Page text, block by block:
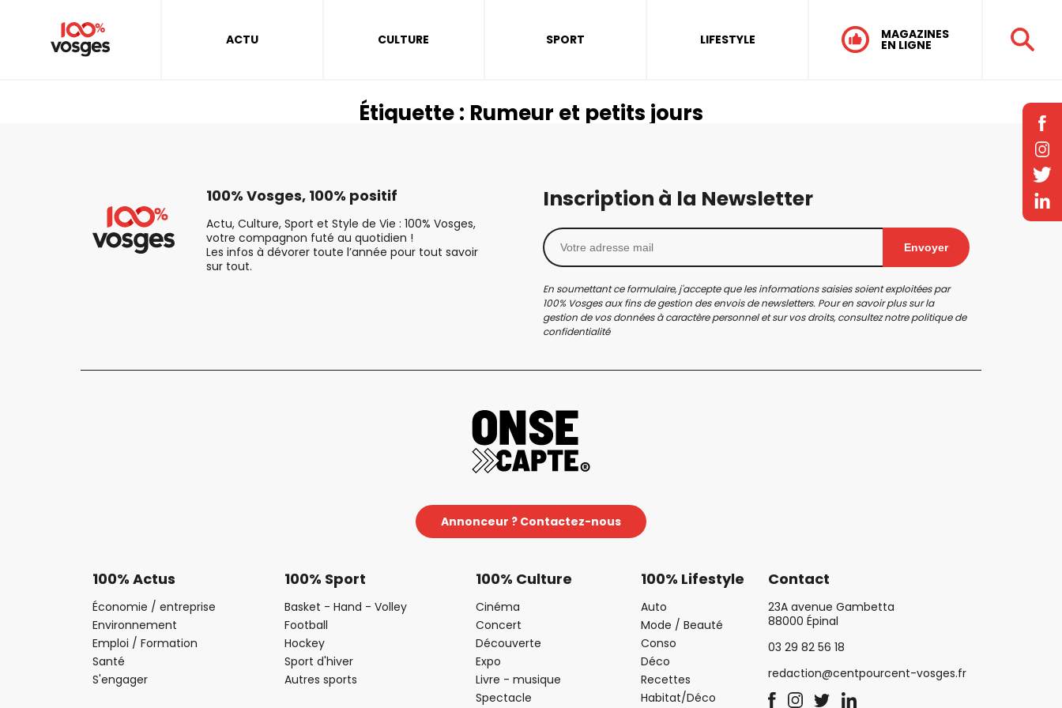
ACTU CULTURE SPORT LIFESTYLE MAGAZINES
EN LIGNE
Étiquette : Rumeur et petits jours
100% Vosges, 100% positif
Actu, Culture, Sport et Style de Vie : 100% Vosges,
votre compagnon futé au quotidien !
Les infos à dévorer toute l’année pour tout savoir
sur tout.
Inscription à la Newsletter
Envoyer
En soumettant ce formulaire, j'accepte que les informations saisies soient exploitées par
100% Vosges aux fins de gestion des envois de newsletters. Pour en savoir plus sur la
gestion de vos données à caractère personnel et sur vos droits, consultez notrepolitique de
confidentialité
Annonceur ? Contactez-nous
100% Actus
Économie / entreprise
Environnement
Emploi / Formation
Santé
S'engager
100% Sport
Basket - Hand - Volley
Football
Hockey
Sport d'hiver
Autres sports
100% Culture
Cinéma
Concert
Découverte
Expo
Livre - musique
Spectacle
100% Lifestyle
Auto
Mode / Beauté
Conso
Déco
Recettes
Habitat/Déco
Contact
23A avenue Gambetta
88000 Épinal
03 29 82 56 18
redaction@centpourcent-vosges.fr